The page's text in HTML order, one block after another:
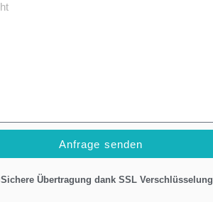
Anfrage senden
Sichere Übertragung dank SSL Verschlüsselung